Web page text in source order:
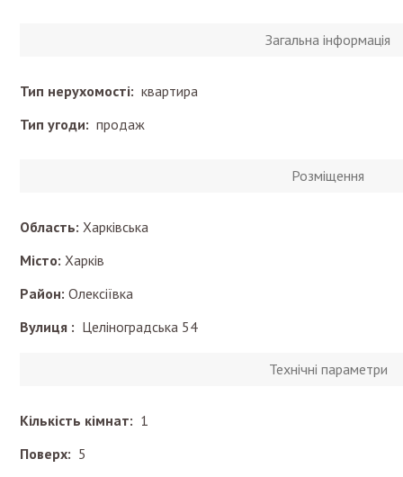
Загальна інформація
Тип нерухомості: квартира
Тип угоди: продаж
Розміщення
Область: Харківська
Місто: Харків
Район: Олексіївка
Вулиця : Целіноградська 54
Технічні параметри
Кількість кімнат: 1
Поверх: 5